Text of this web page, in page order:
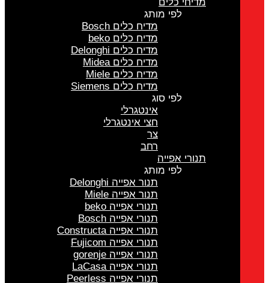
מדיחי כלים
לפי מותג
מדיח כלים Bosch
מדיח כלים beko
מדיח כלים Delonghi
מדיח כלים Midea
מדיח כלים Miele
מדיח כלים Siemens
לפי סוג
אינטגרלי
חצי אינטגרלי
צר
רחב
תנורי אפייה
לפי מותג
תנור אפייה Delonghi
תנור אפייה Miele
תנורי אפייה beko
תנורי אפייה Bosch
תנורי אפייה Constructa
תנורי אפייה Fujicom
תנורי אפייה gorenje
תנורי אפייה LaCasa
תנורי אפייה Peerless